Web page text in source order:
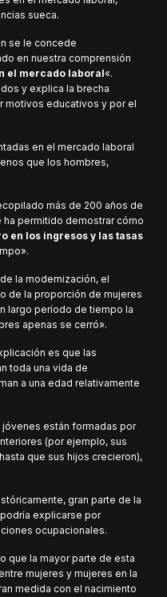
sueca.
se le concede
en nuestra comprensión
el mercado laboral«.
y explica la brecha
motivos educativos y por el
en el mercado laboral
que los hombres,
más de 200 años de
permitido demostrar cómo
en los ingresos y las tasas
la modernización, el
de la proporción de mujeres
largo período de tiempo la
apenas se cerró».
es que las
toda una vida de
a una edad relativamente
están formadas por
(por ejemplo, sus
que sus hijos crecieron),
gran parte de la
explicarse por
ocupacionales.
que la mayor parte de esta
mujeres y mujeres en la
medida con el nacimiento